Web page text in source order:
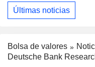
Últimas noticias
Bolsa de valores
Deutsche Bank